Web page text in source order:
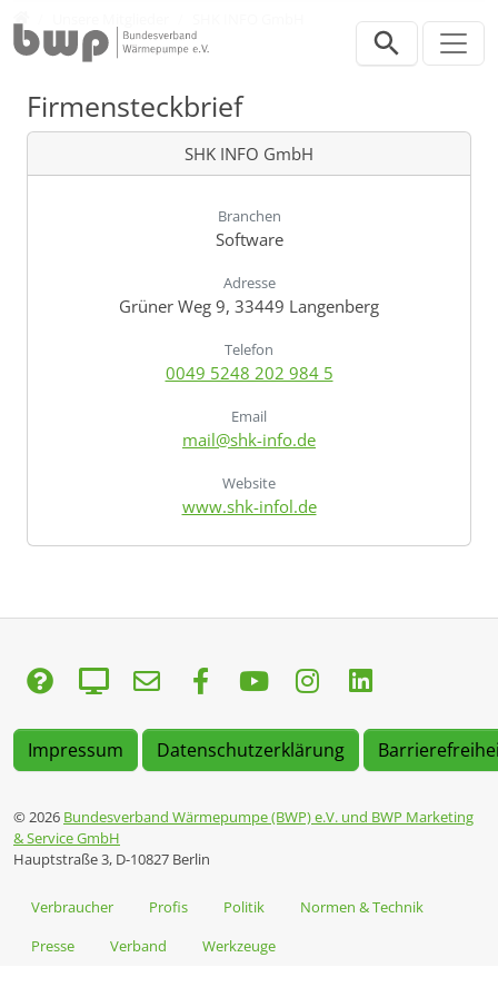
Firmensteckbrief
SHK INFO GmbH
Branchen
Software
Adresse
Grüner Weg 9, 33449 Langenberg
Telefon
0049 5248 202 984 5
Email
mail@shk-info.de
Website
www.shk-infol.de
Impressum Datenschutzerklärung
© 2026 Bundesverband Wärmepumpe (BWP) e.V. und BWP Marketing
& Service GmbH
Hauptstraße 3, D-10827 Berlin
Verbraucher Profis Politik
Normen & Technik
Presse
Verband Werkzeuge